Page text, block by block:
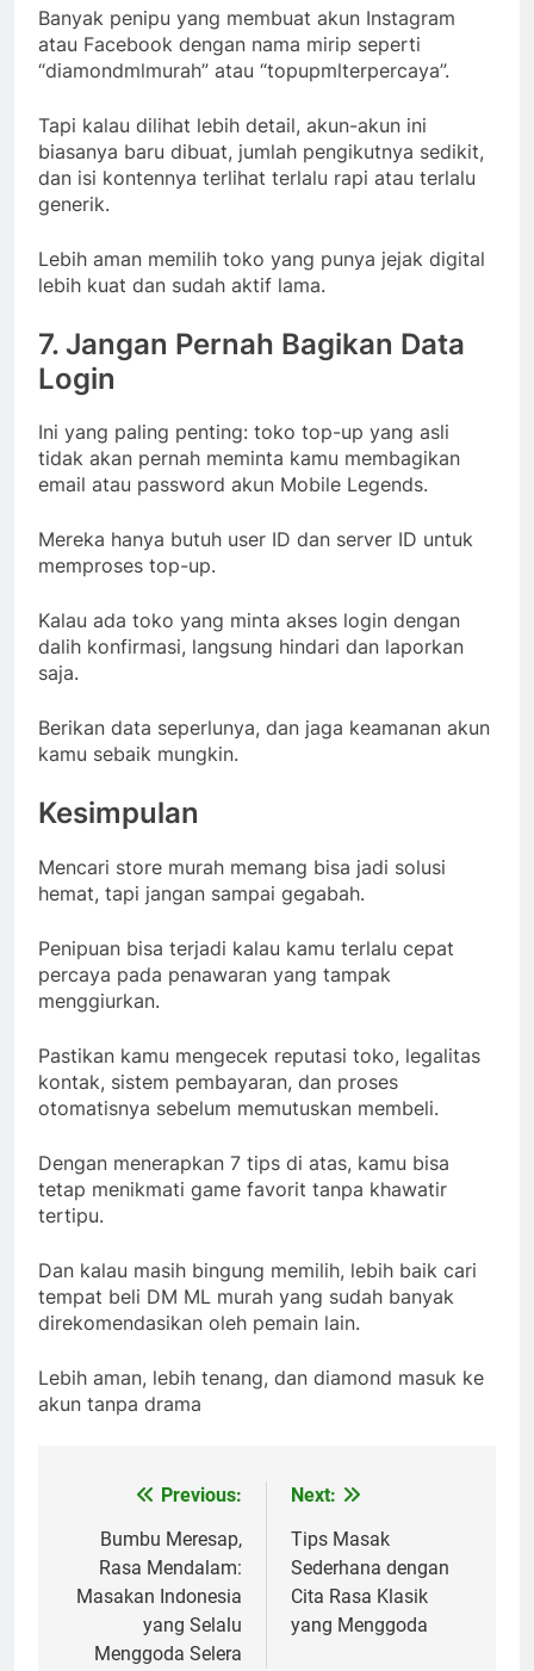
Banyak penipu yang membuat akun Instagram
atau Facebook dengan nama mirip seperti
“diamondmlmurah” atau “topupmlterpercaya”.
Tapi kalau dilihat lebih detail, akun-akun ini
biasanya baru dibuat, jumlah pengikutnya sedikit,
dan isi kontennya terlihat terlalu rapi atau terlalu
generik.
Lebih aman memilih toko yang punya jejak digital
lebih kuat dan sudah aktif lama.
7. Jangan Pernah Bagikan Data
Login
Ini yang paling penting: toko top-up yang asli
tidak akan pernah meminta kamu membagikan
email atau password akun Mobile Legends.
Mereka hanya butuh user ID dan server ID untuk
memproses top-up.
Kalau ada toko yang minta akses login dengan
dalih konfirmasi, langsung hindari dan laporkan
saja.
Berikan data seperlunya, dan jaga keamanan akun
kamu sebaik mungkin.
Kesimpulan
Mencari store murah memang bisa jadi solusi
hemat, tapi jangan sampai gegabah.
Penipuan bisa terjadi kalau kamu terlalu cepat
percaya pada penawaran yang tampak
menggiurkan.
Pastikan kamu mengecek reputasi toko, legalitas
kontak, sistem pembayaran, dan proses
otomatisnya sebelum memutuskan membeli.
Dengan menerapkan 7 tips di atas, kamu bisa
tetap menikmati game favorit tanpa khawatir
tertipu.
Dan kalau masih bingung memilih, lebih baik cari
tempat beli DM ML murah yang sudah banyak
direkomendasikan oleh pemain lain.
Lebih aman, lebih tenang, dan diamond masuk ke
akun tanpa drama
Navigasi
pos
Previous:
Bumbu Meresap,
Rasa Mendalam:
Masakan Indonesia
yang Selalu
Menggoda Selera
Next:
Tips Masak
Sederhana dengan
Cita Rasa Klasik
yang Menggoda